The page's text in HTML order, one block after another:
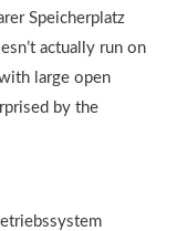
Speicherplatz
actually run on
large open
by the